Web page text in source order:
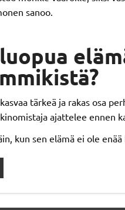
sanoo.
tärkeä ja rakas osa
ajattelee ennen
kun sen elämä ei ole enää